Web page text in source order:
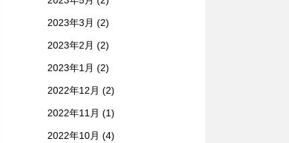
2023年3月 (2)
2023年2月 (2)
2023年1月 (2)
2022年12月 (2)
2022年11月 (1)
2022年10月 (4)